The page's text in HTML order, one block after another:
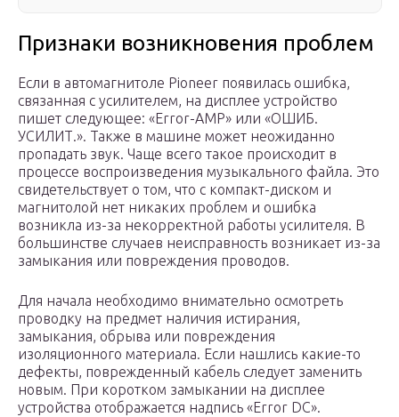
Признаки возникновения проблем
Если в автомагнитоле Pioneer появилась ошибка,
связанная с усилителем, на дисплее устройство
пишет следующее: «Error-AMP» или «ОШИБ.
УСИЛИТ.». Также в машине может неожиданно
пропадать звук. Чаще всего такое происходит в
процессе воспроизведения музыкального файла. Это
свидетельствует о том, что с компакт-диском и
магнитолой нет никаких проблем и ошибка
возникла из-за некорректной работы усилителя. В
большинстве случаев неисправность возникает из-за
замыкания или повреждения проводов.
Для начала необходимо внимательно осмотреть
проводку на предмет наличия истирания,
замыкания, обрыва или повреждения
изоляционного материала. Если нашлись какие-то
дефекты, поврежденный кабель следует заменить
новым. При коротком замыкании на дисплее
устройства отображается надпись «Error DC».